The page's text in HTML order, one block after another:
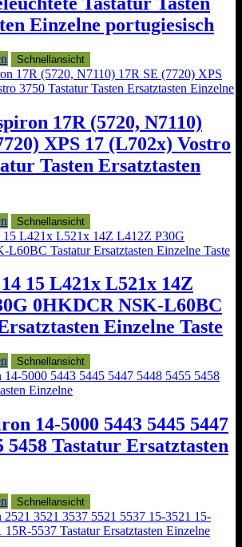
Einzelne portugiesisch
Schnellansicht
17R (5720, N7110)
XPS 17 (L702x) Vostro
Tasten Ersatztasten
Schnellansicht
15 L421x L521x 14Z
0HKDCR NSK-L60BC
Einzelne Taste
Schnellansicht
14-5000 5443 5445 5447
5458 Tastatur Ersatztasten
Schnellansicht